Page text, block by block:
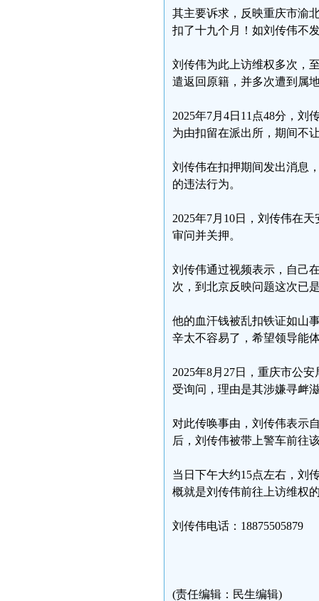
其主要诉求，反映重庆市渝
扣了十九个月！如刘传伟不
刘传伟为此上访维权多次，
遣返回原籍，并多次遭到属
2025年7月4日11点48分，刘
为由扣留在派出所，期间不
刘传伟在扣押期间发出消息
的违法行为。
2025年7月10日，刘传伟在
审问并关押。
刘传伟通过视频表示，自己
次，到北京反映问题这次已
他的血汗钱被乱扣铁证如山
辛太不容易了，希望领导能
2025年8月27日，重庆市公
受询问，理由是其涉嫌寻衅
对此传唤事由，刘传伟表示
后，刘传伟被带上警车前往
当日下午大约15点左右，刘
概就是刘传伟前往上访维权
刘传伟电话：18875505879
(责任编辑：民生编辑)